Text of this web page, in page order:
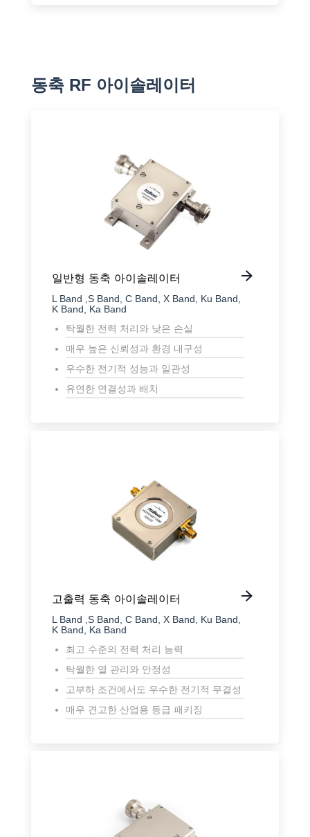
동축 RF 아이솔레이터
일반형 동축 아이솔레이터
L Band ,S Band, C Band, X Band, Ku Band,
K Band, Ka Band
탁월한 전력 처리와 낮은 손실
매우 높은 신뢰성과 환경 내구성
우수한 전기적 성능과 일관성
유연한 연결성과 배치
고출력 동축 아이솔레이터
L Band ,S Band, C Band, X Band, Ku Band,
K Band, Ka Band
최고 수준의 전력 처리 능력
탁월한 열 관리와 안정성
고부하 조건에서도 우수한 전기적 무결성
매우 견고한 산업용 등급 패키징